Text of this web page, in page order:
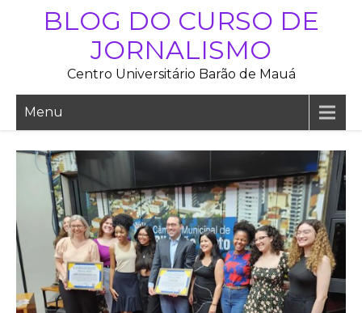
BLOG DO CURSO DE
JORNALISMO
Centro Universitário Barão de Mauá
Menu